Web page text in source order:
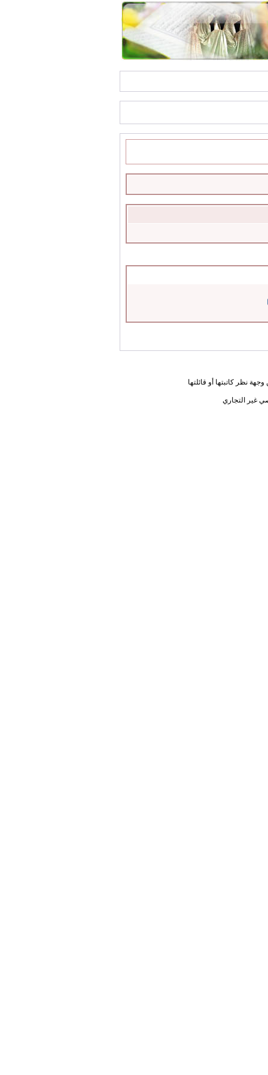
نظر كاتبتها أو قائلتها
غير التجاري